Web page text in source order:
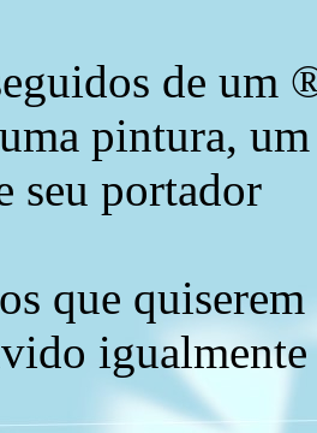
de um
pintura,
seu portador
que